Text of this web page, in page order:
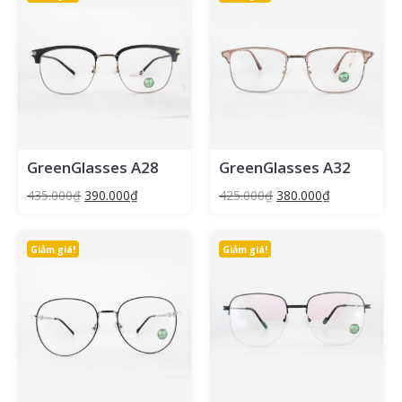
GreenGlasses A28
435.000₫ 390.000₫
GreenGlasses A32
425.000₫ 380.000₫
Giảm giá! Giảm giá!